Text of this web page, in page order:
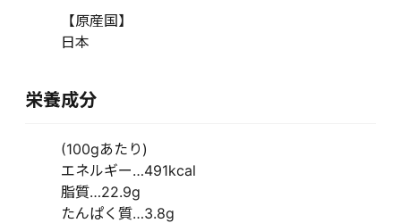
【原産国】
日本
栄養成分
(100gあたり)
エネルギー…491kcal
脂質…22.9g
たんぱく質…3.8g